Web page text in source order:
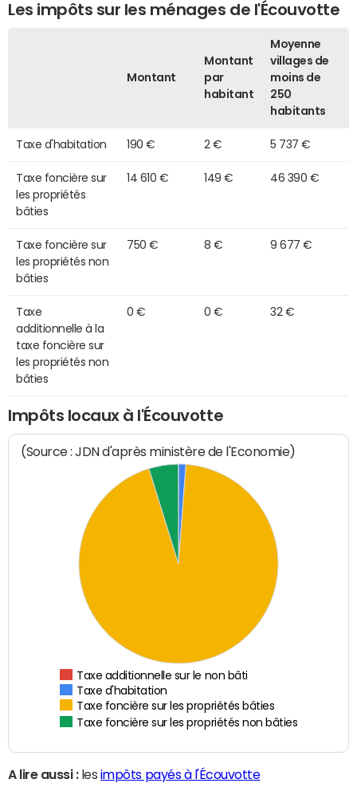
Les impôts sur les ménages de l'Écouvotte
Montant
Montant
par
habitant
Moyenne
villages de
moins de
250
habitants
Taxe d'habitation 190 € 2 € 5 737 €
Taxe foncière sur
les propriétés
bâties
14 610 € 149 € 46 390 €
Taxe foncière sur
les propriétés non
bâties
750 € 8 € 9 677 €
Taxe
additionnelle à la
taxe foncière sur
les propriétés non
bâties
0 € 0 € 32 €
Impôts locaux à l'Écouvotte
(Source : JDN d'après ministère de l'Economie)
Taxe additionnelle sur le non bâti
Taxe d'habitation
Taxe foncière sur les propriétés bâties
Taxe foncière sur les propriétés non bâties
A lire aussi :les impôts payés à l'Écouvotte